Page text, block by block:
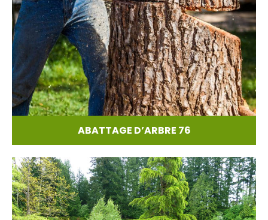
ABATTAGE D’ARBRE 76